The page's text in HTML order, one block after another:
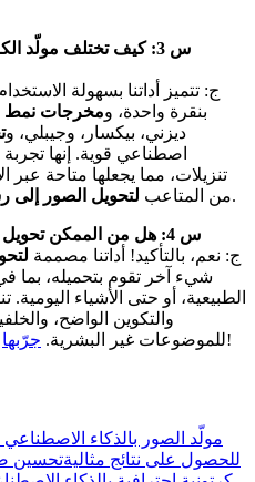
س 3: كيف تختلف مولّد
ج: تتميز أداتنا بسهولة
بنقرة واحدة، ومخرجات نمط
ديزني، بيكسار، وجيبلي، و
اصطناعي قوية. إنها
تنزيلات، مما يجعلها متاحة
من المتاعب لتحويل الصور إلى ، فهي الخيار الأفضل.
س 4: هل من الممكن تحويل الحيوانات أو الأشياء إلى كارتون؟
ج: نعم، بالتأكيد! أداتنا مصممة
شيء آخر تقوم بتحميله، بما في
الطبيعية، أو حتى الأشياء
والتكوين الواضح،
للموضوعات غير البشرية. جرّبها مع صورة حيوانك الأليف المفضل!
مولّد الصور بالذكاء
للحصول على نتائج مثاليةتحسين